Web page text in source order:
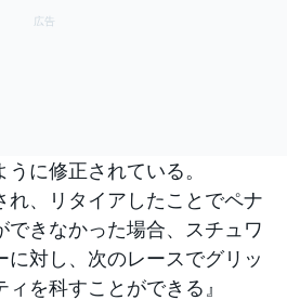
に修正されている。
れ、リタイアしたことでペナ
できなかった場合、スチュワ
に対し、次のレースでグリッ
を科すことができる』